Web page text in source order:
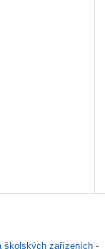
školských zařízeních -